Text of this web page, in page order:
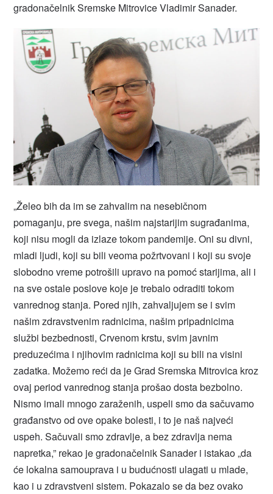
gradonačelnik Sremske Mitrovice Vladimir Sanader.
„Želeo bih da im se zahvalim na nesebičnom
pomaganju, pre svega, našim najstarijim sugrađanima,
koji nisu mogli da izlaze tokom pandemije. Oni su divni,
mladi ljudi, koji su bili veoma požrtvovani i koji su svoje
slobodno vreme potrošili upravo na pomoć starijima, ali i
na sve ostale poslove koje je trebalo odraditi tokom
vanrednog stanja. Pored njih, zahvaljujem se i svim
našim zdravstvenim radnicima, našim pripadnicima
službi bezbednosti, Crvenom krstu, svim javnim
preduzećima i njihovim radnicima koji su bili na visini
zadatka. Možemo reći da je Grad Sremska Mitrovica kroz
ovaj period vanrednog stanja prošao dosta bezbolno.
Nismo imali mnogo zaraženih, uspeli smo da sačuvamo
građanstvo od ove opake bolesti, i to je naš najveći
uspeh. Sačuvali smo zdravlje, a bez zdravlja nema
napretka,” rekao je gradonačelnik Sanader i istakao „da
će lokalna samouprava i u budućnosti ulagati u mlade,
kao i u zdravstveni sistem. Pokazalo se da bez ovako